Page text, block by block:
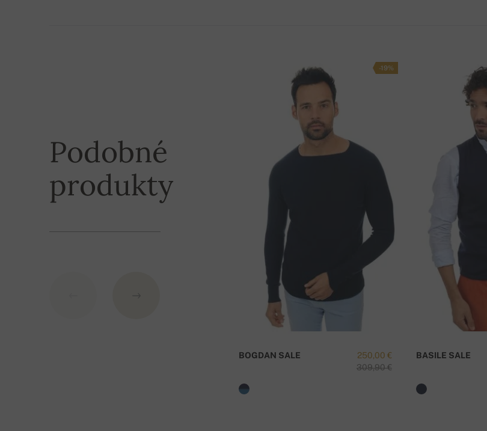
3,5€- platíte až pri prevzaní tovaru,
tovar je
2. Kuriér UPS alebo Slovenská pošta (platba na účet) -3€- platíte vopred,
tovar je zvyčajne
doručený do 3 dní od prijatia platby na náš účet.
Pri objednávke nad 200,– € je poštovné zdarma!
64 cm
Podobné
produkty
-19%
250,00 €
309,90 €
BOGDAN SALE BASILE SALE